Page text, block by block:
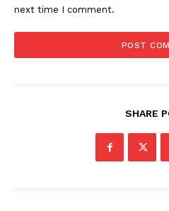
next time I comment.
SHARE